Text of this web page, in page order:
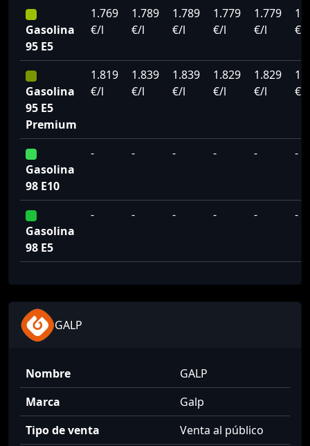
Gasolina
95 E5
1.769
€/l
1.789
€/l
1.789
€/l
1.779
€/l
1.779
€/l
€/l
Gasolina
95 E5
Premium
1.819
€/l
1.839
€/l
1.839
€/l
1.829
€/l
1.829
€/l
€/l
Gasolina
98 E10
- - - - - -
Gasolina
98 E5
- - - - - -
GALP
Nombre
GALP
Marca
Galp
Tipo de venta
Venta al público